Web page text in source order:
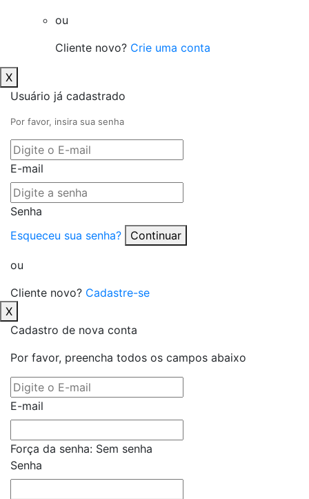
ou
Cliente novo? Crie uma conta
X
Usuário já cadastrado
Por favor, insira sua senha
E-mail
Senha
Esqueceu sua senha?
Continuar
ou
Cliente novo? Cadastre-se
X
Cadastro de nova conta
Por favor, preencha todos os campos abaixo
E-mail
Força da senha: Sem senha
Senha